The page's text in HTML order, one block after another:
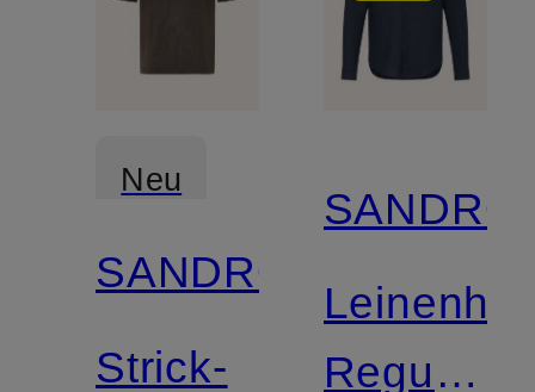
Neu
SANDRO
Strick-
SANDRO
Regular